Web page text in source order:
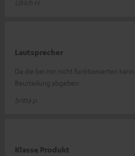
Ulrich H.
Lautsprecher
Da die bei mir nicht funktionierten
Beurteilung abgeben
britta p.
Klasse Produkt